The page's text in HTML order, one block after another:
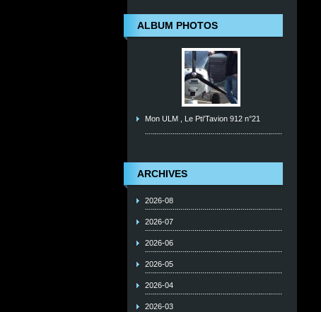
ALBUM PHOTOS
Mon ULM , Le Pti'Tavion 912 n°21
ARCHIVES
2026-08
2026-07
2026-06
2026-05
2026-04
2026-03